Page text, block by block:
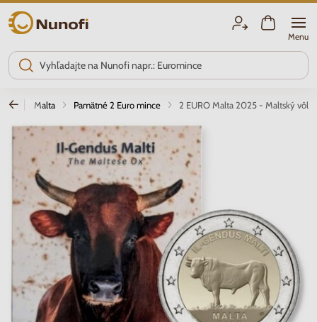
Nunofi.sk
Menu
Malta Pamätné 2 Euro mince 2 EURO Malta 2025 - Maltský vôl